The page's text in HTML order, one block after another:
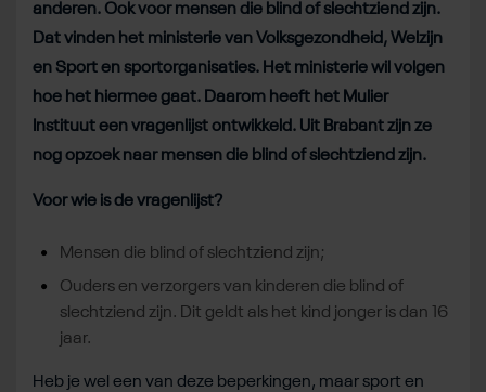
anderen. Ook voor mensen die blind of slechtziend zijn.
Dat vinden het ministerie van Volksgezondheid, Welzijn
en Sport en sportorganisaties. Het ministerie wil volgen
hoe het hiermee gaat. Daarom heeft het Mulier
Instituut een vragenlijst ontwikkeld. Uit Brabant zijn ze
nog opzoek naar mensen die blind of slechtziend zijn.
Voor wie is de vragenlijst?
Mensen die blind of slechtziend zijn;
Ouders en verzorgers van kinderen die blind of
slechtziend zijn. Dit geldt als het kind jonger is dan 16
jaar.
Heb je wel een van deze beperkingen, maar sport en